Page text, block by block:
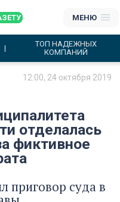
МЕНЮ
ТОП НАДЕЖНЫХ
КОМПАНИЙ
12:00, 24 октября 2019
отделалась
фиктивное
приговор суда в